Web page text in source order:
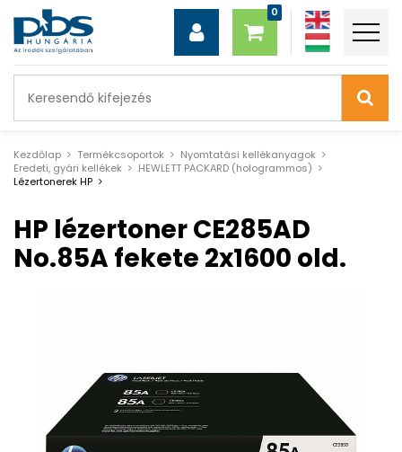
Kezdőlap Termékcsoportok
Nyomtatási kellékanyagok
Eredeti, gyári kellékek
HEWLETT PACKARD (hologrammos)
Lézertonerek HP
HP lézertoner CE285AD
No.85A fekete 2x1600 old.